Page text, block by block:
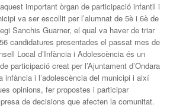
important òrgan de participació infantil i
va ser escollit per l’alumnat de 5è i 6è de
Sanchis Guarner, el qual va haver de triar
candidatures presentades el passat mes de
Local d’Infància i Adolescència és un
participació creat per l’Ajuntament d’Ondara
infància i l’adolescència del municipi i així
opinions, fer propostes i participar
de decisions que afecten la comunitat.